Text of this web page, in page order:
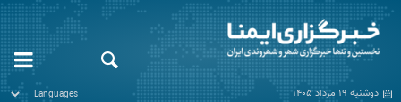
دوشنبه ۱۹ مرداد ۱۴۰۵